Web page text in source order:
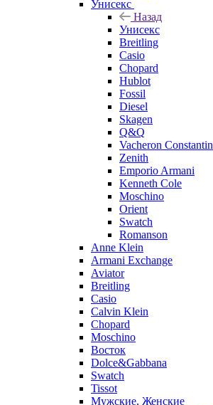
Унисекс
Назад
Унисекс
Breitling
Casio
Chopard
Hublot
Fossil
Diesel
Skagen
Q&Q
Vacheron Constantin
Zenith
Emporio Armani
Kenneth Cole
Moschino
Orient
Swatch
Romanson
Anne Klein
Armani Exchange
Aviator
Breitling
Casio
Calvin Klein
Chopard
Moschino
Восток
Dolce&Gabbana
Swatch
Tissot
Мужские, Женские